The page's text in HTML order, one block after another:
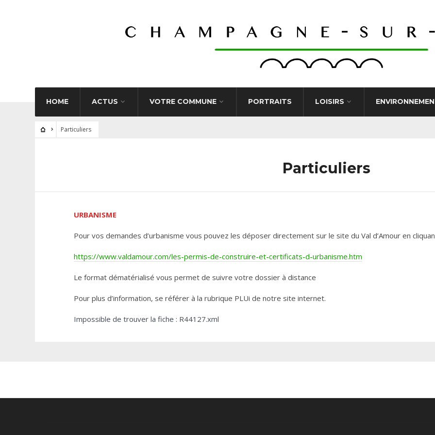
HOME ACTUS VOTRE COMMUNE PORTRAITS LOISIRS
Particuliers
Particuliers
URBANISME
Pour vos demandes d’urbanisme vous pouvez les déposer directement sur le site du Val d’Amour en
https://www.valdamour.com/les-permis-de-construire-et-certificats-d-urbanisme.htm
Le format dématérialisé vous permet de suivre votre dossier à distance
Pour plus d’information, se référer à la rubrique PLUi de notre site internet.
Impossible de trouver la fiche : R44127.xml